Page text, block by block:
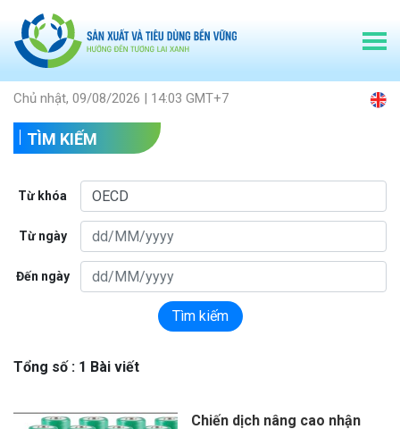
Chủ nhật, 09/08/2026 | 14:03 GMT+7
TÌM KIẾM
Từ khóa
Từ ngày
Đến ngày
Tìm kiếm
Tổng số : 1 Bài viết
Chiến dịch nâng cao nhận